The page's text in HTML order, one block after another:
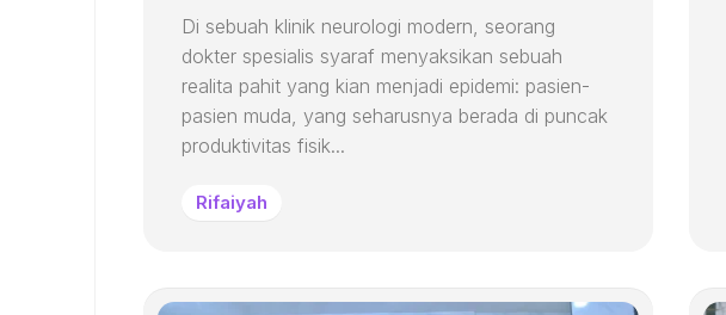
Di sebuah klinik neurologi modern, seorang
dokter spesialis syaraf menyaksikan sebuah
realita pahit yang kian menjadi epidemi: pasien-
pasien muda, yang seharusnya berada di puncak
produktivitas fisik...
Rifaiyah